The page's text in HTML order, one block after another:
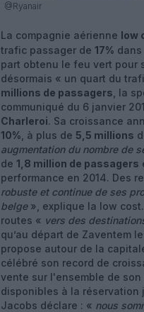
@Ryanair
La compagnie aérienne low
trafic passager de 17%
part obtenu le feu vert pour
désormais « un quart du
millions de passagers , la
communiqué du 6 janvier
Charleroi. Sa croissance
10% , à plus de 5,5 millions
augmentation du nombre de
de 1,8 million de passagers
performance en 2014. Des
robuste et continue de ses
belge», explique la low
routes « vers des
qu’au départ de Zaventem
propose autour de la
célébré son record de
vente sur l'ensemble de
disponibles à la réservation
Jacobs déclare : « nous